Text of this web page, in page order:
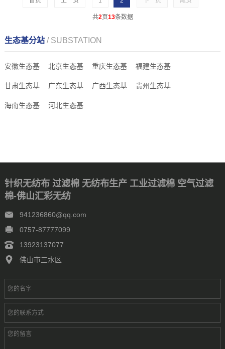
共2页13条数据
生态基分站 / SUBSTATION
安徽生态基 北京生态基 重庆生态基 福建生态基
甘肃生态基 广东生态基 广西生态基 贵州生态基
海南生态基 河北生态基
针织无纺布 过滤棉 无纺布生产 工业过滤棉 空气过滤
棉-佛山汇彩无纺
941236860@qq.com
0757-87777099
13923137077
佛山市三水区